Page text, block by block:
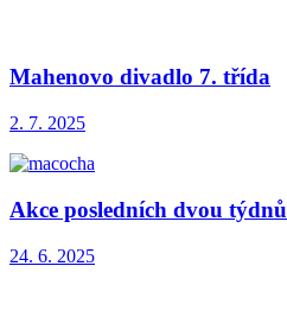
Mahenovo divadlo 7. třída
2. 7. 2025
Akce posledních dvou týdnů
24. 6. 2025